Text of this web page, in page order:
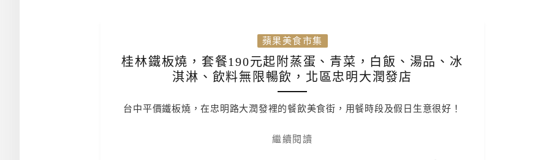
蘋果美食市集
桂林鐵板燒，套餐190元起附蒸蛋、青菜，白飯、湯品、冰
淇淋、飲料無限暢飲，北區忠明大潤發店
台中平價鐵板燒，在忠明路大潤發裡的餐飲美食街，用餐時段及假日生意很好！
繼續閱讀